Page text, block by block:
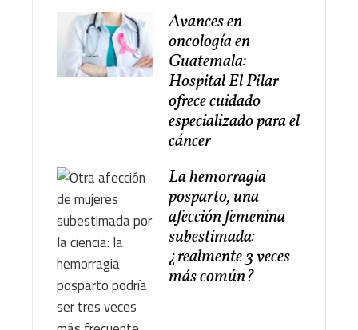
Avances en
oncología en
Guatemala:
Hospital El Pilar
ofrece cuidado
especializado para el
cáncer
La hemorragia
posparto, una
afección femenina
subestimada:
¿realmente 3 veces
más común?